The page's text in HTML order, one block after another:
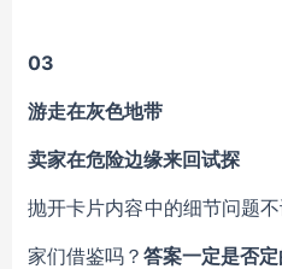
03
游走在灰色地带
卖家在危险边缘来回试探
抛开卡片内容中的细节问题
家们借鉴吗？ 答案一定是否定